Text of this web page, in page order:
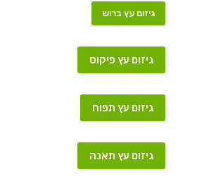
גיזום עץ ברוש
גיזום עץ פיקוס
גיזום עץ תפוח
גיזום עץ תאנה